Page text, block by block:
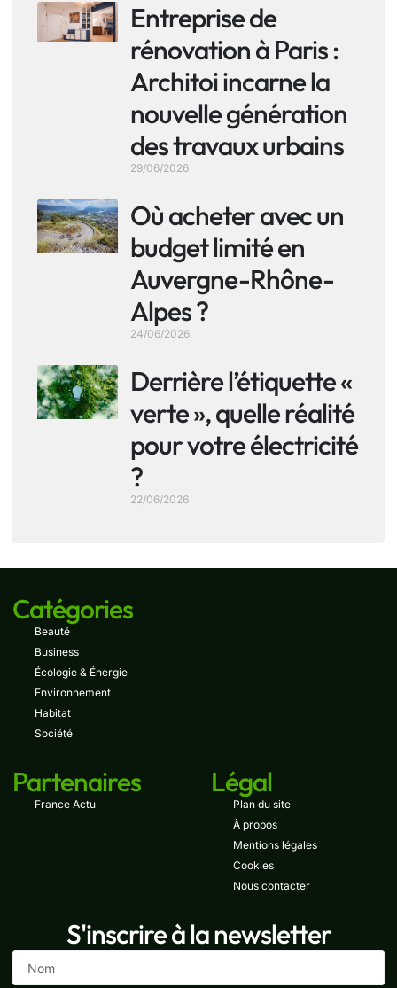
Entreprise de
rénovation à Paris :
Architoi incarne la
nouvelle génération
des travaux urbains
29/06/2026
Où acheter avec un
budget limité en
Auvergne-Rhône-
Alpes ?
24/06/2026
Derrière l’étiquette «
verte », quelle réalité
pour votre électricité
?
22/06/2026
Catégories
Beauté
Business
Écologie & Énergie
Environnement
Habitat
Société
Partenaires
France Actu
Légal
Plan du site
À propos
Mentions légales
Cookies
Nous contacter
S'inscrire à la newsletter